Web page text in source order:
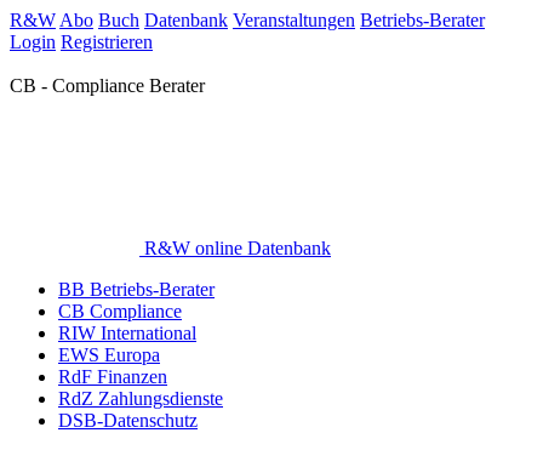
R&W Abo Buch Datenbank Veranstaltungen Betriebs-Berater
Login Registrieren
CB - Compliance Berater
R&W online Datenbank
BB Betriebs-Berater
CB Compliance
RIW International
EWS Europa
RdF Finanzen
RdZ Zahlungsdienste
DSB-Datenschutz